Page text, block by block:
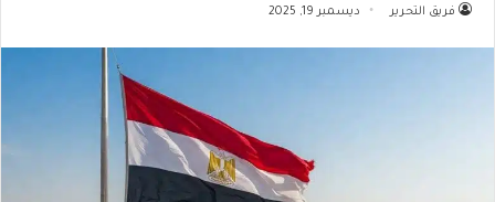
فريق التحرير ديسمبر 19, 2025